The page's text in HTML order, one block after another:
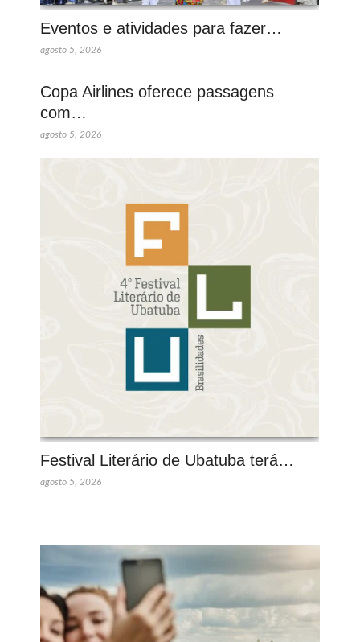
Eventos e atividades para fazer…
agosto 5, 2026
Copa Airlines oferece passagens
com…
agosto 5, 2026
Festival Literário de Ubatuba terá…
agosto 5, 2026